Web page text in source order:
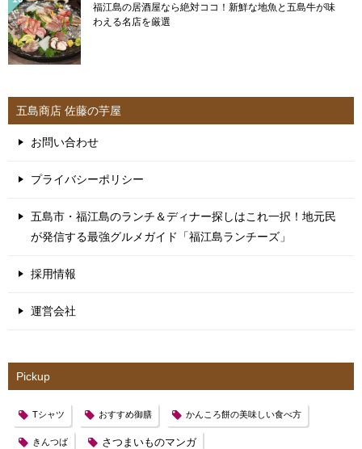
福江島の居酒屋なら絶対ココ！新鮮な地魚と五島牛が味
わえる名店を厳選
五島商店 佐藤の芋屋
お問い合わせ
プライバシーポリシー
五島市・福江島のランチ＆ディナー探しはこれ一択！地元民
が発信する最強グルメガイド「福江島ランチーズ」
採用情報
運営会社
Pickup
Tシャツ おすすめ御膳 かんころ餅の美味しい食べ方
きんつば さつまいものマンガ